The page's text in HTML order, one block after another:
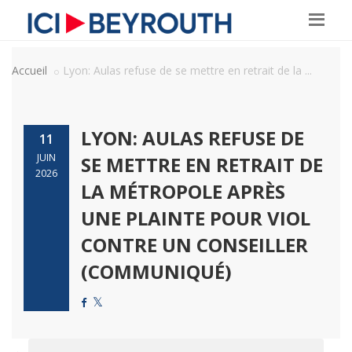
Accueil Lyon: Aulas refuse de se mettre en retrait de la ...
11
JUIN
2026
LYON: AULAS REFUSE DE
SE METTRE EN RETRAIT DE
LA MÉTROPOLE APRÈS
UNE PLAINTE POUR VIOL
CONTRE UN CONSEILLER
(COMMUNIQUÉ)